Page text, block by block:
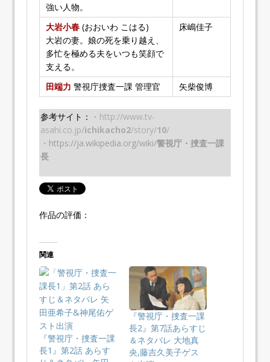
強い人物。
大岩小春 (おおいわ こはる)
大岩の妻。娘の死を乗り越え、
多忙を極める夫をいつも笑顔で
支える。
床嶋佳子
田端力 警視庁捜査一課 管理官 矢柴俊博
参考サイト： ・ http://www.tv-
asahi.co.jp/ichikacho2/story/10/
・https://ja.wikipedia.org/wiki/警視庁・捜査一課
長
作品の評価：
関連
『警視庁・捜査一課
長1』第2話 あらす
『警視庁・捜査一課
長2』第7話あらすじ
＆ネタバレ 大地真
央,藤吉久美子ゲス